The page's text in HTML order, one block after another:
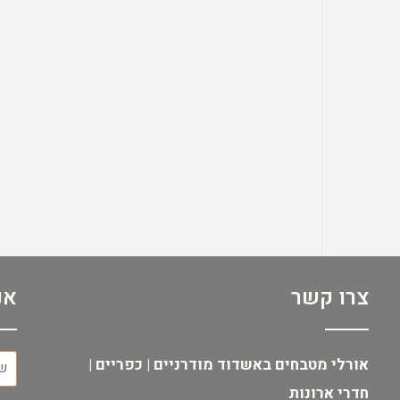
צרו קשר
אורלי מטבחים באשדוד מודרניים | כפריים |
חדרי ארונות